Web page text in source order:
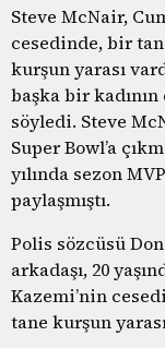
Steve McNair,
cesedinde, bir
kurşun yarası
başka bir
söyledi. Steve
Super Bowl’a
yılında sezon
paylaşmıştı.
Polis sözcüsü
arkadaşı, 20
Kazemi’nin
tane kurşun